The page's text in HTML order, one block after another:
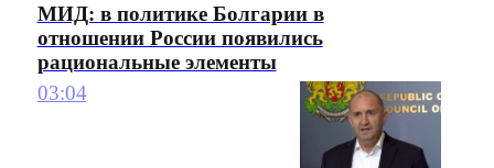
МИД: в политике Болгарии в
отношении России появились
рациональные элементы
03:04